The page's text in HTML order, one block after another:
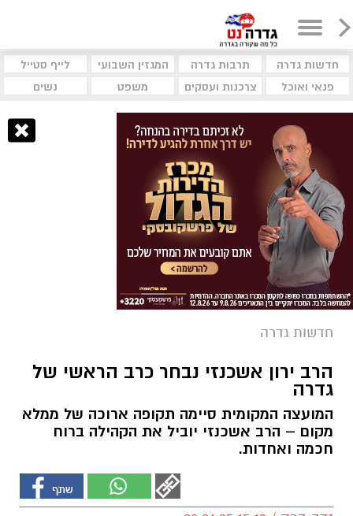
חדשות גדרה תרבות גדרה המגזין השבועי
לייף סטייל
פנאי ואוכל
צרכנות ועסקים משפט נשים
חדשות גדרה
הרב ירון אשכנזי נבחר כרב הראשי של
גדרה
המועצה המקומית סיימה תקופה ארוכה של ממלא
מקום – הרב אשכנזי יוביל את הקהילה ברוח
חכמה ואחדות.